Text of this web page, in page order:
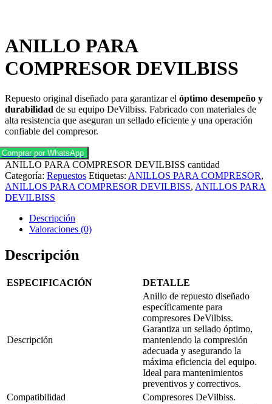
ANILLO PARA
COMPRESOR DEVILBISS
Repuesto original diseñado para garantizar el óptimo desempeño y
durabilidad de su equipo DeVilbiss. Fabricado con materiales de
alta resistencia que aseguran un sellado eficiente y una operación
confiable del compresor.
Comprar por WhatsApp
ANILLO PARA COMPRESOR DEVILBISS cantidad
Categoría: Repuestos Etiquetas: ANILLOS PARA COMPRESOR,
ANILLOS PARA COMPRESOR DEVILBISS, ANILLOS PARA
DEVILBISS
Descripción
Valoraciones (0)
Descripción
ESPECIFICACIÓN DETALLE
Descripción
Anillo de repuesto diseñado
específicamente para
compresores DeVilbiss.
Garantiza un sellado óptimo,
manteniendo la compresión
adecuada y asegurando la
máxima eficiencia del equipo.
Ideal para mantenimientos
preventivos y correctivos.
Compatibilidad
Compresores DeVilbiss.